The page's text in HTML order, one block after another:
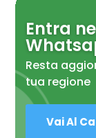
Entra
Resta
tua regione
Vai Al